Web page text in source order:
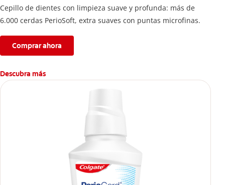
Cepillo de dientes con limpieza suave y profunda: más de
6.000 cerdas PerioSoft, extra suaves con puntas microfinas.
Comprar ahora
Descubra más